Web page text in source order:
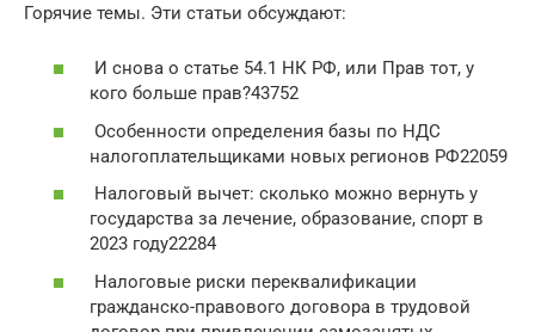
Горячие темы. Эти статьи обсуждают:
И снова о статье 54.1 НК РФ, или Прав тот, у
кого больше прав?43752
Особенности определения базы по НДС
налогоплательщиками новых регионов РФ22059
Налоговый вычет: сколько можно вернуть у
государства за лечение, образование, спорт в
2023 году22284
Налоговые риски переквалификации
гражданско-правового договора в трудовой